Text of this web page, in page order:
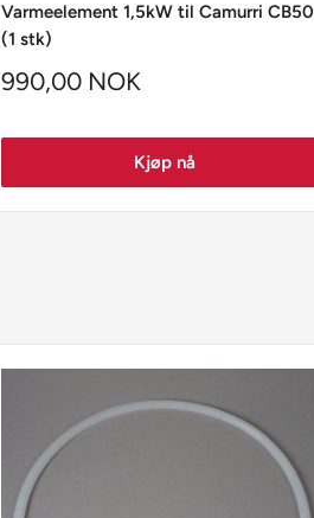
Varmeelement 1,5kW til Camurri CB50
(1 stk)
990,00 NOK
Kjøp nå